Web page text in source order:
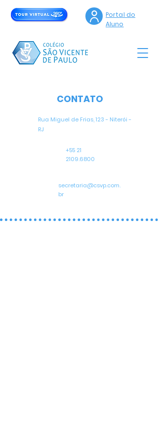
Portal do
Aluno
CONTATO
Rua Miguel de Frias, 123 - Niterói -
RJ
+55 21
2109.6800
secretaria@csvp.com.
br